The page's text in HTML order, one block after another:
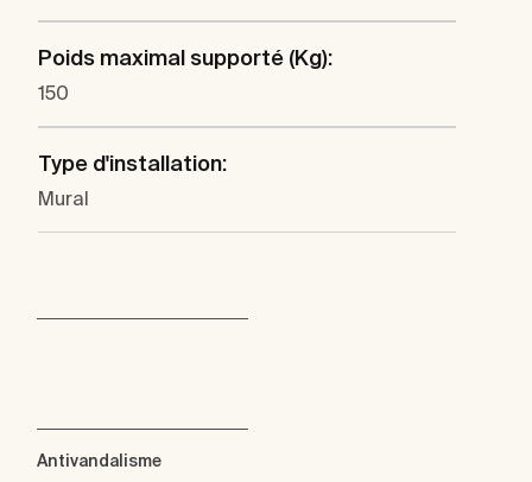
Poids maximal supporté (Kg):
150
Type d'installation:
Mural
Antivandalisme